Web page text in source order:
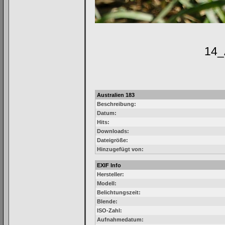
Australien 183
Beschreibung:
Datum:
Hits:
Downloads:
Dateigröße:
Hinzugefügt von:
EXIF Info
Hersteller:
Modell:
Belichtungszeit:
Blende:
ISO-Zahl:
Aufnahmedatum: